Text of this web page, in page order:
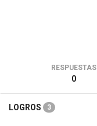
RESPUESTAS
0
LOGROS 3